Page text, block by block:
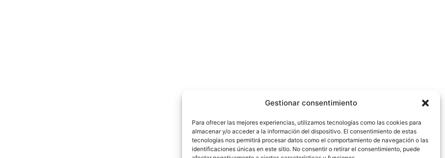
Gestionar consentimiento
Para ofrecer las mejores experiencias, utilizamos tecnologías como las cookies para
almacenar y/o acceder a la información del dispositivo. El consentimiento de estas
tecnologías nos permitirá procesar datos como el comportamiento de navegación o las
identificaciones únicas en este sitio. No consentir o retirar el consentimiento, puede